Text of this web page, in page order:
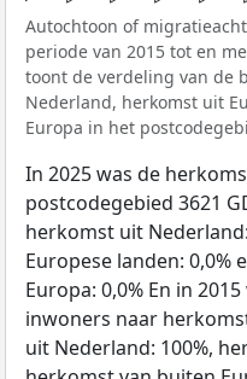
Autochtoon of
periode van 2015 tot en
toont de verdeling van de
Nederland, herkomst uit
Europa in het
In 2025 was de
postcodegebied 3621
herkomst uit
Europese landen:
Europa: 0,0% En in
inwoners naar
uit Nederland: 100%,